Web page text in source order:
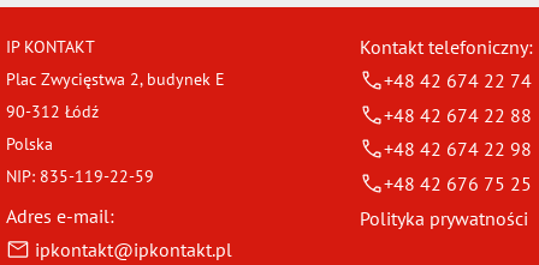
IP KONTAKT
Plac Zwycięstwa 2, budynek E
90-312 Łódź
Polska
NIP: 835-119-22-59
Kontakt telefoniczny:
+48 42 674 22 74
+48 42 674 22 88
+48 42 674 22 98
+48 42 676 75 25
Adres e-mail:
ipkontakt@ipkontakt.pl
Polityka prywatności